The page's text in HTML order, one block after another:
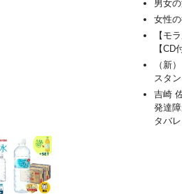
男女
女性
【モ
【
（新
スタ
吉崎
発達
タバ